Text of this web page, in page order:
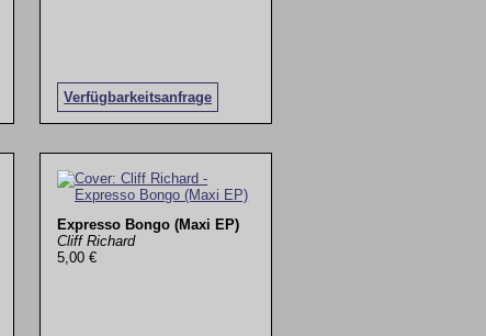
Verfügbarkeitsanfrage
Expresso Bongo (Maxi EP)
Cliff Richard
5,00 €